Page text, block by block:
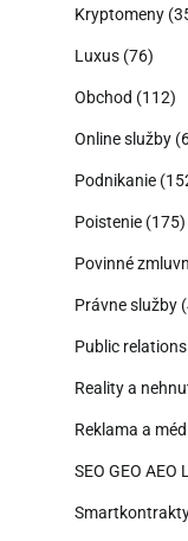
Kryptomeny
Luxus (76)
Obchod (112)
Online služby
Podnikanie
Poistenie (175)
Povinné
Právne služby
Public relations
Reality a
Reklama a
SEO GEO AEO